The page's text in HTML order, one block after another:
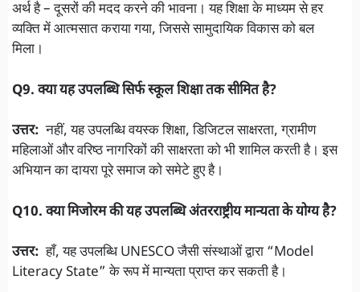
अर्थ है – दूसरों की मदद करने की भावना। यह शिक्षा के माध्यम से हर
व्यक्ति में आत्मसात कराया गया, जिससे सामुदायिक विकास को बल
मिला।
Q9. क्या यह उपलब्धि सिर्फ स्कूल शिक्षा तक सीमित है?
उत्तर:नहीं, यह उपलब्धि वयस्क शिक्षा, डिजिटल साक्षरता, ग्रामीण
महिलाओं और वरिष्ठ नागरिकों की साक्षरता को भी शामिल करती है। इस
अभियान का दायरा पूरे समाज को समेटे हुए है।
Q10. क्या मिजोरम की यह उपलब्धि अंतरराष्ट्रीय मान्यता के योग्य है?
उत्तर:हाँ, यह उपलब्धि UNESCO जैसी संस्थाओं द्वारा “Model
Literacy State” के रूप में मान्यता प्राप्त कर सकती है।